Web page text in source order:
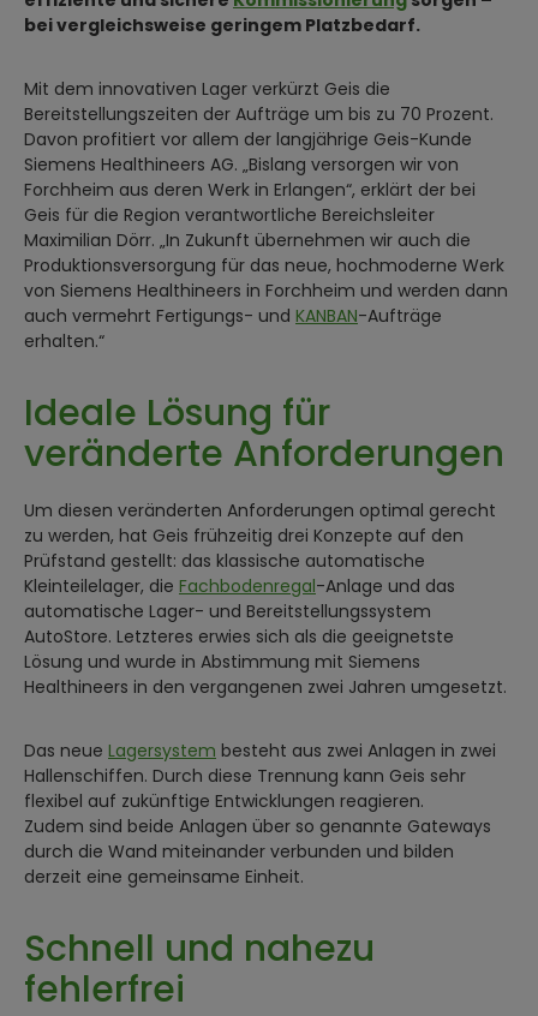
bei vergleichsweise geringem Platzbedarf.
Mit dem innovativen Lager verkürzt Geis die
Bereitstellungszeiten der Aufträge um bis zu 70 Prozent.
Davon profitiert vor allem der langjährige Geis-Kunde
Siemens Healthineers AG. „Bislang versorgen wir von
Forchheim aus deren Werk in Erlangen“, erklärt der bei
Geis für die Region verantwortliche Bereichsleiter
Maximilian Dörr. „In Zukunft übernehmen wir auch die
Produktionsversorgung für das neue, hochmoderne Werk
von Siemens Healthineers in Forchheim und werden dann
auch vermehrt Fertigungs- und KANBAN-Aufträge
erhalten.“
Ideale Lösung für
veränderte Anforderungen
Um diesen veränderten Anforderungen optimal gerecht
zu werden, hat Geis frühzeitig drei Konzepte auf den
Prüfstand gestellt: das klassische automatische
Kleinteilelager, die Fachbodenregal-Anlage und das
automatische Lager- und Bereitstellungssystem
AutoStore. Letzteres erwies sich als die geeignetste
Lösung und wurde in Abstimmung mit Siemens
Healthineers in den vergangenen zwei Jahren umgesetzt.
Das neue Lagersystem besteht aus zwei Anlagen in zwei
Hallenschiffen. Durch diese Trennung kann Geis sehr
flexibel auf zukünftige Entwicklungen reagieren.
Zudem sind beide Anlagen über so genannte Gateways
durch die Wand miteinander verbunden und bilden
derzeit eine gemeinsame Einheit.
Schnell und nahezu
fehlerfrei